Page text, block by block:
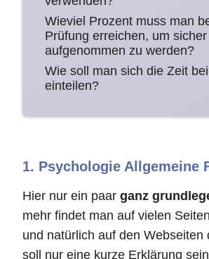
Wieviel Prozent muss man
Prüfung erreichen, um sicher
aufgenommen zu werden?
Wie soll man sich die Zeit
einteilen?
1. Psychologie Allgemeine
Hier nur ein paar ganz
mehr findet man auf vielen
und natürlich auf den Webseiten
soll nur eine kurze Erklärung